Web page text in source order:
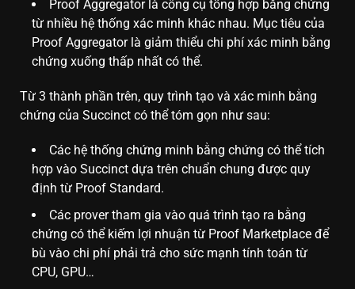
Proof Aggregator là công cụ tổng hợp bằng chứng
từ nhiều hệ thống xác minh khác nhau. Mục tiêu của
Proof Aggregator là giảm thiểu chi phí xác minh bằng
chứng xuống thấp nhất có thể.
Từ 3 thành phần trên, quy trình tạo và xác minh bằng
chứng của Succinct có thể tóm gọn như sau:
Các hệ thống chứng minh bằng chứng có thể tích
hợp vào Succinct dựa trên chuẩn chung được quy
định từ Proof Standard.
Các prover tham gia vào quá trình tạo ra bằng
chứng có thể kiếm lợi nhuận từ Proof Marketplace để
bù vào chi phí phải trả cho sức mạnh tính toán từ
CPU, GPU…